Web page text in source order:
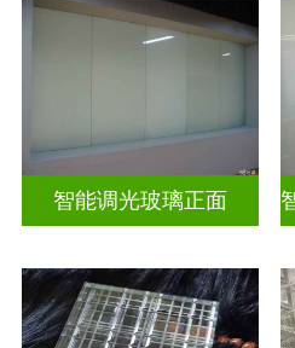
智能调光玻璃正面